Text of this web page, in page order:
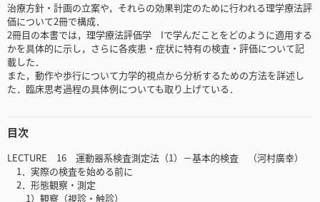
治療方針・計画の立案や，それらの効果判定のために行われる理学療法評
価について2冊で構成．
2冊目の本書では，理学療法評価学 Iで学んだことをどのように適用する
かを具体的に示し，さらに各疾患・症状に特有の検査・評価について記
載した．
また，動作や歩行について力学的視点から分析するための方法を詳述し
た．臨床思考過程の具体例についても取り上げている．
目次
LECTURE 16 運動器系検査測定法（1）－基本的検査 （河村廣幸）
1．実際の検査を始める前に
2．形態観察・測定
1）観察（視診・触診）